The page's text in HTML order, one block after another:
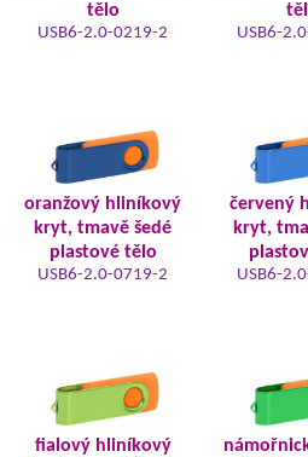
tělo
USB6-2.0-0219-2 USB6-
oranžový hliníkový
kryt, tmavě šedé
plastové tělo
USB6-2.0-0719-2
červený
kryt,
USB6-
fialový hliníkový